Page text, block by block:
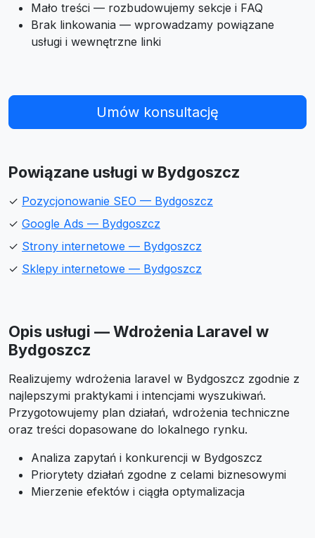
Mało treści — rozbudowujemy sekcje i FAQ
Brak linkowania — wprowadzamy powiązane
usługi i wewnętrzne linki
Umów konsultację
Powiązane usługi w Bydgoszcz
✓ Pozycjonowanie SEO — Bydgoszcz
✓ Google Ads — Bydgoszcz
✓ Strony internetowe — Bydgoszcz
✓ Sklepy internetowe — Bydgoszcz
Opis usługi — Wdrożenia Laravel w
Bydgoszcz
Realizujemy wdrożenia laravel w Bydgoszcz zgodnie z
najlepszymi praktykami i intencjami wyszukiwań.
Przygotowujemy plan działań, wdrożenia techniczne
oraz treści dopasowane do lokalnego rynku.
Analiza zapytań i konkurencji w Bydgoszcz
Priorytety działań zgodne z celami biznesowymi
Mierzenie efektów i ciągła optymalizacja